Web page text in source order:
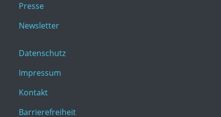
Presse
Newsletter
Datenschutz
Impressum
Kontakt
Barrierefreiheit